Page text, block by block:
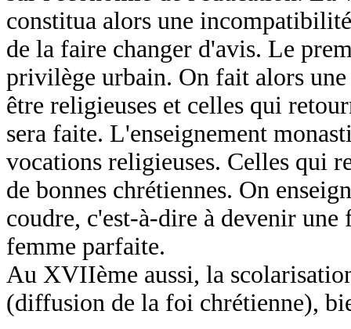
constitua alors une
de la faire changer d'avis. Le
privilège urbain. On fait alors
être religieuses et celles qui
sera faite. L'enseignement
vocations religieuses. Celles qui
de bonnes chrétiennes. On
coudre, c'est-à-dire à devenir
femme parfaite.
Au XVIIème aussi, la
(diffusion de la foi chrétienne),